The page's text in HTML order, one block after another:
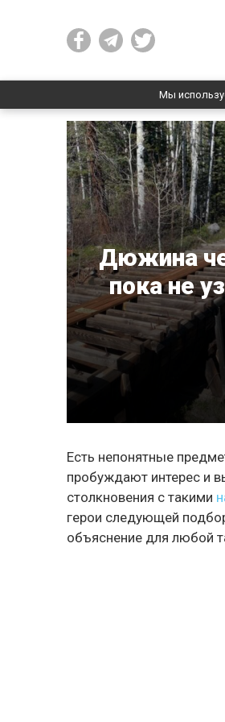
Мы
Дюжина
пока не
Есть непонятные
пробуждают интерес и
столкновения с такими
герои следующей
объяснение для любой